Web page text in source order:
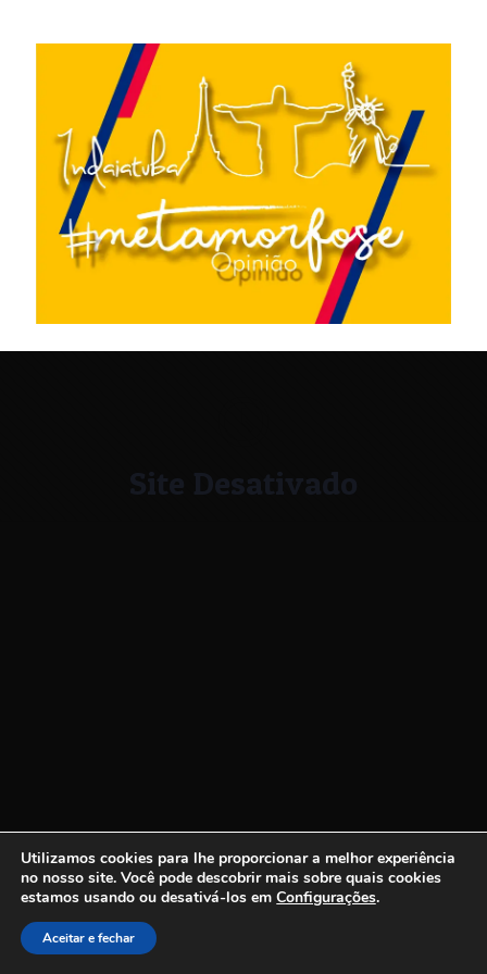
Site Desativado
Utilizamos cookies para lhe proporcionar a melhor experiência
no nosso site. Você pode descobrir mais sobre quais cookies
estamos usando ou desativá-los em Configurações.
Aceitar e fechar